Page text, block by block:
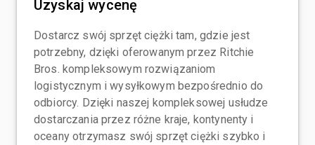
Uzyskaj wycenę
Dostarcz swój sprzęt ciężki tam, gdzie jest
potrzebny, dzięki oferowanym przez Ritchie
Bros. kompleksowym rozwiązaniom
logistycznym i wysyłkowym bezpośrednio do
odbiorcy. Dzięki naszej kompleksowej usłudze
dostarczania przez różne kraje, kontynenty i
oceany otrzymasz swój sprzęt ciężki szybko i